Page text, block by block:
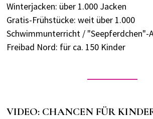
Winterjacken: über 1.000 Jacken
Gratis-Frühstücke: weit über 1.000
Schwimmunterricht / "Seepferdchen"-
Freibad Nord: für ca. 150 Kinder
VIDEO: CHANCEN FÜR